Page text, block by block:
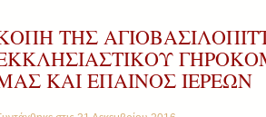
ΤΗΣ
ΚΑΙ ΕΠΑΙΝΟΣ ΙΕΡΕΩΝ